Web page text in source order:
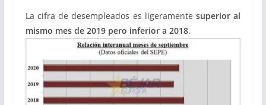
La cifra de desempleados es ligeramentesuperior al
mismo mes de 2019 pero inferior a 2018.